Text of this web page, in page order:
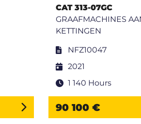
CAT 313-07GC
GRAAFMACHINES
KETTINGEN
NFZ10047
2021
1 140 Hours
90 100 €